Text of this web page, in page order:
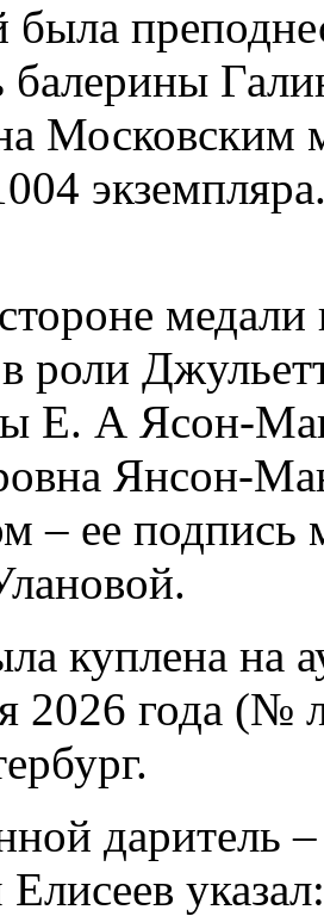
была
балерины
роли
Е. А Ясон-
Янсон-
– ее подпись
куплена на
2026 года (№
даритель
Елисеев